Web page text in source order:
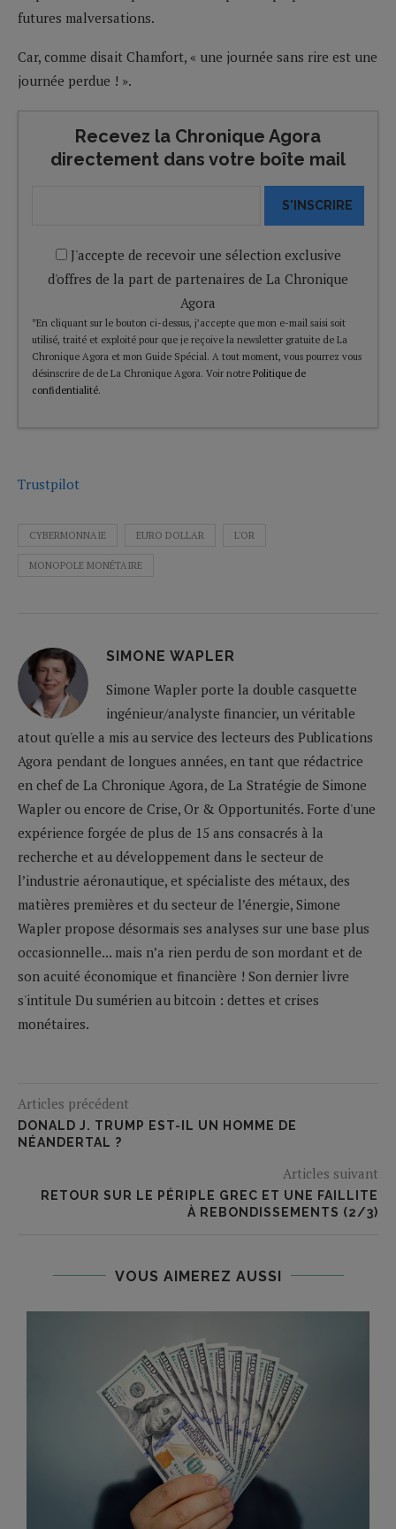
futures malversations.
Car, comme disait Chamfort, « une journée sans rire est une
journée perdue ! ».
Recevez la Chronique Agora
directement dans votre boîte mail
S'INSCRIRE
J'accepte de recevoir une sélection exclusive
d'offres de la part de partenaires de La Chronique
Agora
*En cliquant sur le bouton ci-dessus, j’accepte que mon e-mail saisi soit
utilisé, traité et exploité pour que je reçoive la newsletter gratuite de La
Chronique Agora et mon Guide Spécial. A tout moment, vous pourrez vous
désinscrire de de La Chronique Agora. Voir notre Politique de
confidentialité.
Trustpilot
CYBERMONNAIE EURO DOLLAR L'OR
MONOPOLE MONÉTAIRE
SIMONE WAPLER
Simone Wapler porte la double casquette
ingénieur/analyste financier, un véritable
atout qu'elle a mis au service des lecteurs des Publications
Agora pendant de longues années, en tant que rédactrice
en chef de La Chronique Agora, de La Stratégie de Simone
Wapler ou encore de Crise, Or & Opportunités. Forte d'une
expérience forgée de plus de 15 ans consacrés à la
recherche et au développement dans le secteur de
l’industrie aéronautique, et spécialiste des métaux, des
matières premières et du secteur de l’énergie, Simone
Wapler propose désormais ses analyses sur une base plus
occasionnelle... mais n’a rien perdu de son mordant et de
son acuité économique et financière ! Son dernier livre
s'intitule Du sumérien au bitcoin : dettes et crises
monétaires.
Articles précédent
DONALD J. TRUMP EST-IL UN HOMME DE
NÉANDERTAL ?
Articles suivant
RETOUR SUR LE PÉRIPLE GREC ET UNE FAILLITE
À REBONDISSEMENTS (2/3)
VOUS AIMEREZ AUSSI